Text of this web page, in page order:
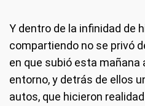
Y dentro de la infinidad de
compartiendo no se privó
en que subió esta mañana
entorno, y detrás de ellos
autos, que hicieron